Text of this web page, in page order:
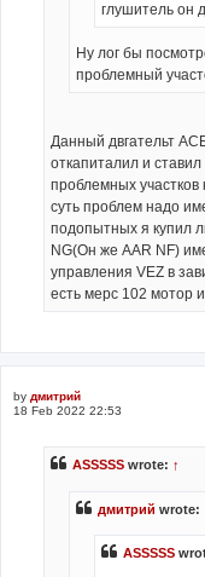
глушитель он
Ну лог бы
проблемный
Данный двгательт
откапиталил и
проблемных
суть проблем надо
подопытных я купил
NG(Он же AAR NF)
управления VEZ в
есть мерс 102 мотор и
by дмитрий
18 Feb 2022 22:53
ASSSSS wrote: ↑
дмитрий wrote:
ASSSSS